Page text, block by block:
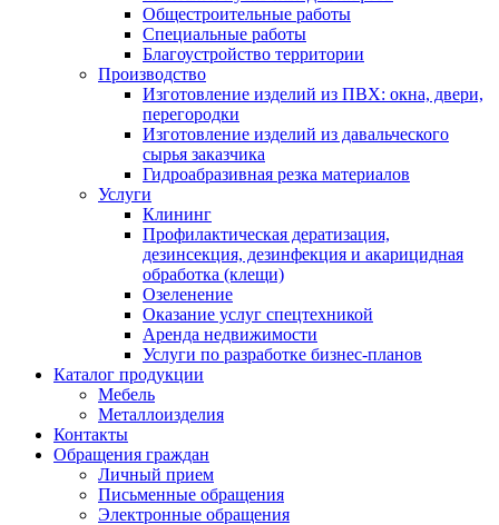
Общестроительные работы
Специальные работы
Благоустройство территории
Производство
Изготовление изделий из ПВХ: окна, двери,
перегородки
Изготовление изделий из давальческого
сырья заказчика
Гидроабразивная резка материалов
Услуги
Клининг
Профилактическая дератизация,
дезинсекция, дезинфекция и акарицидная
обработка (клещи)
Озеленение
Оказание услуг спецтехникой
Аренда недвижимости
Услуги по разработке бизнес-планов
Каталог продукции
Мебель
Металлоизделия
Контакты
Обращения граждан
Личный прием
Письменные обращения
Электронные обращения